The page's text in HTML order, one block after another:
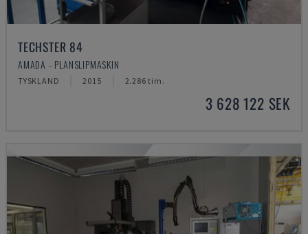
TECHSTER 84
AMADA - PLANSLIPMASKIN
TYSKLAND 2015 2.286 tim.
3 628 122 SEK